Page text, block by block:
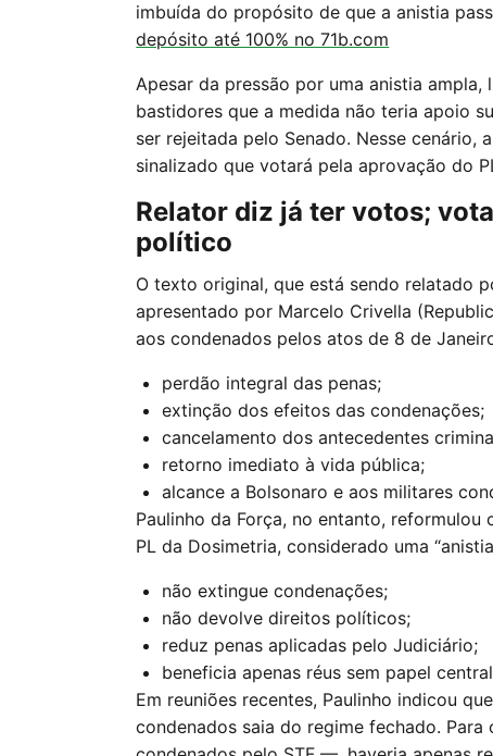
imbuída do propósito de que a anistia
depósito até 100% no 71b.com
Apesar da pressão por uma anistia
bastidores que a medida não teria apoio
ser rejeitada pelo Senado. Nesse
sinalizado que votará pela aprovação do
Relator diz já ter votos;
político
O texto original, que está sendo relatado
apresentado por Marcelo Crivella
aos condenados pelos atos de 8 de
perdão integral das penas;
extinção dos efeitos das condenações;
cancelamento dos antecedentes
retorno imediato à vida pública;
alcance a Bolsonaro e aos militares
Paulinho da Força, no entanto,
PL da Dosimetria, considerado uma
não extingue condenações;
não devolve direitos políticos;
reduz penas aplicadas pelo Judiciário;
beneficia apenas réus sem papel
Em reuniões recentes, Paulinho indicou
condenados saia do regime fechado.